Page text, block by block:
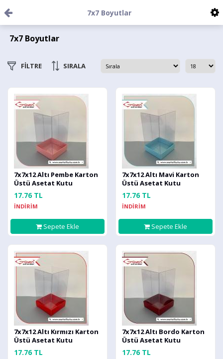
7x7 Boyutlar
7x7 Boyutlar
FİLTRE SIRALA
7x7x12 Altı Pembe Karton
Üstü Asetat Kutu
17.76 TL
İNDİRİM
Sepete Ekle
7x7x12 Altı Mavi Karton
Üstü Asetat Kutu
17.76 TL
İNDİRİM
Sepete Ekle
7x7x12 Altı Kırmızı Karton
Üstü Asetat Kutu
17.76 TL
7x7x12 Altı Bordo Karton
Üstü Asetat Kutu
17.76 TL